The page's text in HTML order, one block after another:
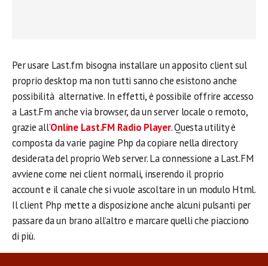
Per usare Last.fm bisogna installare un apposito client sul
proprio desktop ma non tutti sanno che esistono anche
possibilità alternative. In effetti, è possibile offrire accesso
a Last.Fm anche via browser, da un server locale o remoto,
grazie all’Online Last.FM Radio Player. Questa utility è
composta da varie pagine Php da copiare nella directory
desiderata del proprio Web server.La connessione a Last.FM
avviene come nei client normali, inserendo il proprio
account e il canale che si vuole ascoltare in un modulo Html.
Il client Php mette a disposizione anche alcuni pulsanti per
passare da un brano all’altro e marcare quelli che piacciono
di più.